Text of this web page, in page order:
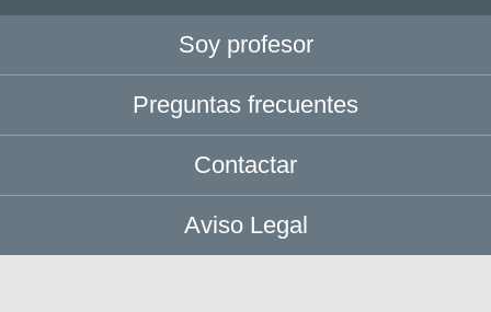
Soy profesor
Preguntas frecuentes
Contactar
Aviso Legal